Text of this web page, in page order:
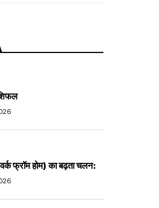
फ्रॉम होम) का बढ़ता चलन: